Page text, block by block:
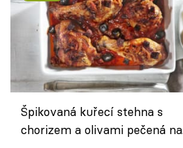
Špikovaná kuřecí stehna s
chorizem a olivami pečená na